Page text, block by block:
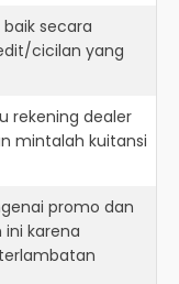
secara
cicilan yang
rekening dealer
mintalah kuitansi
promo dan
karena